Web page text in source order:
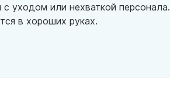
уходом или нехваткой персонала.
в хороших руках.